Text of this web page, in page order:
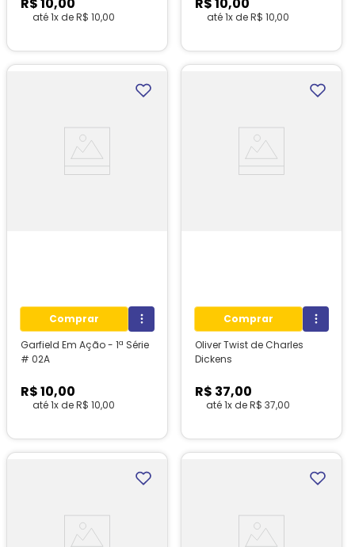
até1x deR$ 10,00 até1x deR$ 10,00
Comprar
Garfield Em Ação - 1ª Série
# 02A
R$10,00
até1x deR$ 10,00
Comprar
Oliver Twist de Charles
Dickens
R$ 37,00
até1x deR$ 37,00